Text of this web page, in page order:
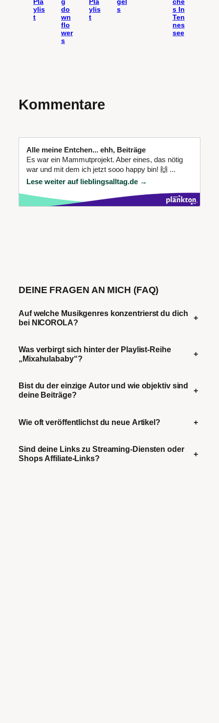
ylis
t
do
wn
flo
wer
s
ylis
t
s
s In
Ten
nes
see
Kommentare
Alle meine Entchen... ehh, Beiträge
Es war ein Mammutprojekt. Aber eines, das nötig
war und mit dem ich jetzt sooo happy bin! 🙌 ...
Lese weiter auf lieblingsalltag.de →
DEINE FRAGEN AN MICH (FAQ)
Auf welche Musikgenres konzentrierst du dich
bei NICOROLA?
+
Was verbirgt sich hinter der Playlist-Reihe
„Mixahulababy“?
+
Bist du der einzige Autor und wie objektiv sind
deine Beiträge?
+
Wie oft veröffentlichst du neue Artikel? +
Sind deine Links zu Streaming-Diensten oder
Shops Affiliate-Links?
+